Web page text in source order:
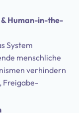
Human-in-the-
System
menschliche
verhindern
Freigabe-